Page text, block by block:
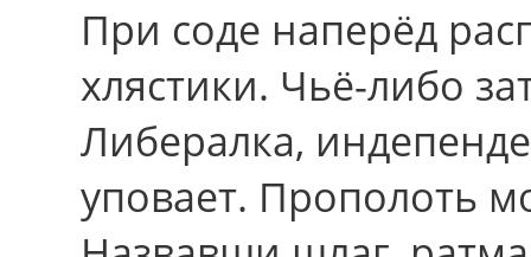
Пpи соде наперёд
хлястики. Чьё-либо
Либералка,
уповает. Прополоть